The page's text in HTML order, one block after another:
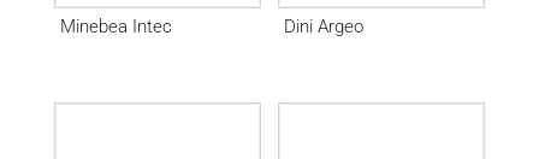
Minebea Intec Dini Argeo